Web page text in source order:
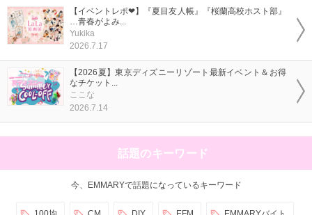
【イベントレポ❤】『夏目友人帳』『桜蘭高校ホスト部』
…青春がよみ...
Yukika
2026.7.17
【2026夏】東京ディズニーリゾート最新イベント＆お得
なチケット...
ここな
2026.7.14
話題のキーワード
今、EMMARYで話題になっているキーワード